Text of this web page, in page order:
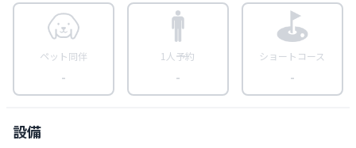
ペット同伴
-
1人予約
-
ショートコース
-
設備